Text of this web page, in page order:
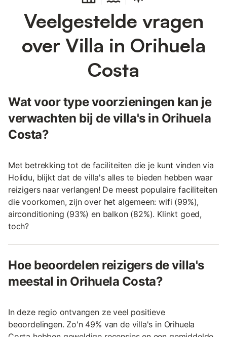
Veelgestelde vragen
over Villa in Orihuela
Costa
Wat voor type voorzieningen kan je
verwachten bij de villa's in Orihuela
Costa?
Met betrekking tot de faciliteiten die je kunt vinden via
Holidu, blijkt dat de villa's alles te bieden hebben waar
reizigers naar verlangen! De meest populaire faciliteiten
die voorkomen, zijn over het algemeen: wifi (99%),
airconditioning (93%) en balkon (82%). Klinkt goed,
toch?
Hoe beoordelen reizigers de villa's
meestal in Orihuela Costa?
In deze regio ontvangen ze veel positieve
beoordelingen. Zo'n 49% van de villa's in Orihuela